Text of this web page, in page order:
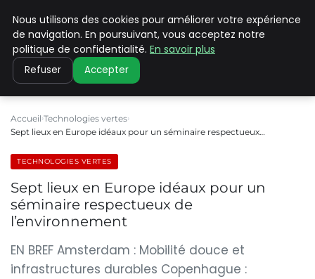
CLIMATE C ADVANCED
Accueil Technologies vertes
Sept lieux en Europe idéaux pour un séminaire respectueux…
TECHNOLOGIES VERTES
Sept lieux en Europe idéaux pour un
séminaire respectueux de
l’environnement
EN BREF Amsterdam : Mobilité douce et
infrastructures durables Copenhague :
Nous utilisons des cookies pour améliorer votre expérience
de navigation. En poursuivant, vous acceptez notre
politique de confidentialité. En savoir plus
Refuser Accepter